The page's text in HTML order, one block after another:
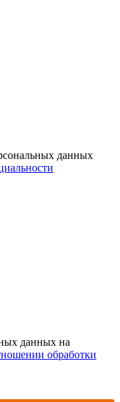
данных
данных на
обработки